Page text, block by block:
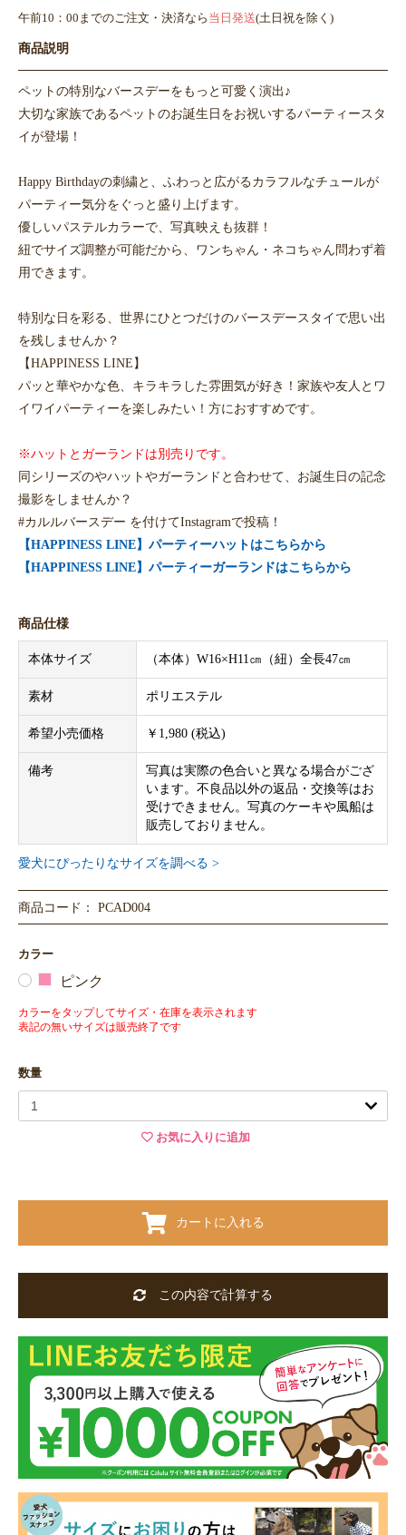
午前10：00までのご注文・決済なら 当日発送(土日祝を除く)
商品説明
ペットの特別なバースデーをもっと可愛く演出♪
大切な家族であるペットのお誕生日をお祝いするパーティースタ
イが登場！
Happy Birthdayの刺繍と、ふわっと広がるカラフルなチュールが
パーティー気分をぐっと盛り上げます。
優しいパステルカラーで、写真映えも抜群！
紐でサイズ調整が可能だから、ワンちゃん・ネコちゃん問わず着
用できます。
特別な日を彩る、世界にひとつだけのバースデースタイで思い出
を残しませんか？
【HAPPINESS LINE】
パッと華やかな色、キラキラした雰囲気が好き！家族や友人とワ
イワイパーティーを楽しみたい！方におすすめです。
※ハットとガーランドは別売りです。
同シリーズのやハットやガーランドと合わせて、お誕生日の記念
撮影をしませんか？
#カルルバースデー を付けてInstagramで投稿！
【HAPPINESS LINE】パーティーハットはこちらから
【HAPPINESS LINE】パーティーガーランドはこちらから
商品仕様
本体サイズ （本体）W16×H11㎝（紐）全長47㎝
素材 ポリエステル
希望小売価格 ￥1,980 (税込)
備考
写真は実際の色合いと異なる場合がござ
います。不良品以外の返品・交換等はお
受けできません。写真のケーキや風船は
販売しておりません。
愛犬にぴったりなサイズを調べる >
商品コード： PCAD004
カラー
ピンク
カラーをタップしてサイズ・在庫を表示されます
表記の無いサイズは販売終了です
数量
お気に入りに追加
カートに入れる
この内容で計算する